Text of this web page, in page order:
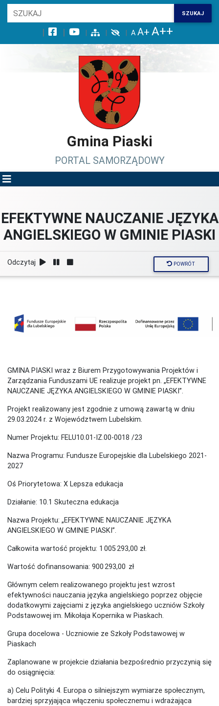
Wróć na początek strony
Przejdź do treści głównej
Przejdź do stopki
Przejdź do menu górnego
Przejdź do mapy serwisu
SZUKAJ
Gmina Piaski
PORTAL SAMORZĄDOWY
EFEKTYWNE NAUCZANIE JĘZYKA
ANGIELSKIEGO W GMINIE PIASKI
Odczytaj POWRÓT
GMINA PIASKI wraz z Biurem Przygotowywania Projektów i
Zarządzania Funduszami UE realizuje projekt pn. „EFEKTYWNE
NAUCZANIE JĘZYKA ANGIELSKIEGO W GMINIE PIASKI”.
Projekt realizowany jest zgodnie z umową zawartą w dniu
29.03.2024 r. z Województwem Lubelskim.
Numer Projektu: FELU10.01-IZ.00-0018 /23
Nazwa Programu: Fundusze Europejskie dla Lubelskiego 2021-
2027
Oś Priorytetowa: X Lepsza edukacja
Działanie: 10.1 Skuteczna edukacja
Nazwa Projektu: „EFEKTYWNE NAUCZANIE JĘZYKA
ANGIELSKIEGO W GMINIE PIASKI”.
Całkowita wartość projektu: 1 005 293,00 zł.
Wartość dofinansowania: 900 293,00 zł
Głównym celem realizowanego projektu jest wzrost
efektywności nauczania języka angielskiego poprzez objęcie
dodatkowymi zajęciami z języka angielskiego uczniów Szkoły
Podstawowej im. Mikołaja Kopernika w Piaskach.
Grupa docelowa - Uczniowie ze Szkoły Podstawowej w
Piaskach
Zaplanowane w projekcie działania bezpośrednio przyczynią się
do osiągnięcia:
a) Celu Polityki 4. Europa o silniejszym wymiarze społecznym,
bardziej sprzyjająca włączeniu społecznemu i wdrażająca